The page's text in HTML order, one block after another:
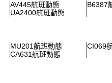
AV445航班動態 B6387
UA2400航班動態
MU201航班動態 CI069
CA631航班動態